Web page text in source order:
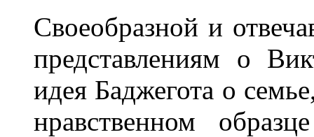
Своеобразной и
представлениям о
идея Баджегота о
нравственном